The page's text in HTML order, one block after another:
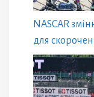
NASCAR
для